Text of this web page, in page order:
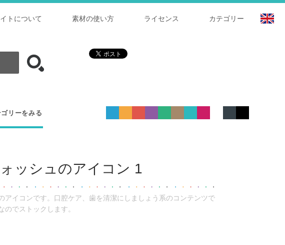
カテゴリー
ライセンス
素材の使い方
トについて
リーをみる
ッシュのアイコン 1
アイコンです。口腔ケア、歯を清潔にしましょう系のコンテンツで
のでストックします。